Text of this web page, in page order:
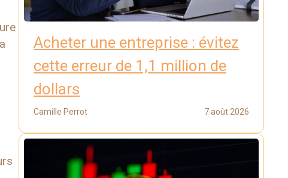
Acheter une entreprise : évitez
cette erreur de 1,1 million de
dollars
Camille Perrot 7 août 2026